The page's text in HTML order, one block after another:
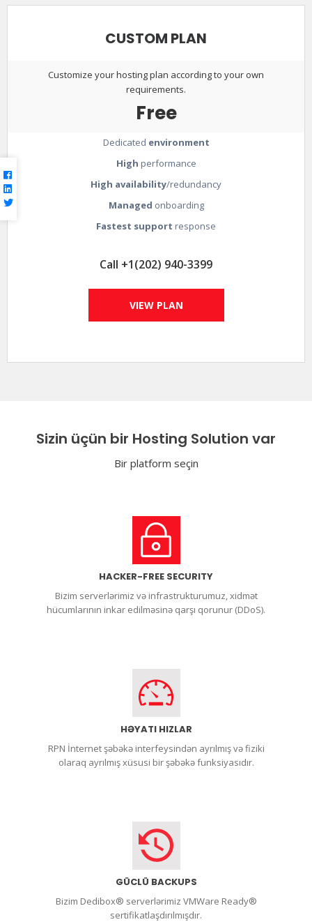
CUSTOM PLAN
Customize your hosting plan according to your own
requirements.
Free
Dedicated environment
High performance
High availability/redundancy
Managed onboarding
Fastest support response
Call +1(202) 940-3399
VIEW PLAN
Sizin üçün bir Hosting Solution var
Bir platform seçin
HACKER-FREE SECURITY
Bizim serverlərimiz və infrastrukturumuz, xidmət
hücumlarının inkar edilməsinə qarşı qorunur (DDoS).
HƏYATI HIZLAR
RPN İnternet şəbəkə interfeysindən ayrılmış və fiziki
olaraq ayrılmış xüsusi bir şəbəkə funksiyasıdır.
GÜCLÜ BACKUPS
Bizim Dedibox® serverlərimiz VMWare Ready®
sertifikatlaşdırılmışdır.